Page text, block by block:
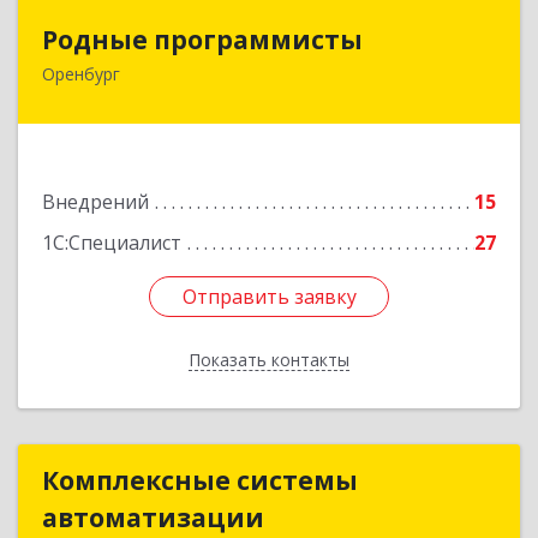
Родные программисты
Оренбург
Внедрений
15
1С:Специалист
27
Отправить заявку
Показать контакты
Отправить заявку
Назад
Комплексные системы
автоматизации
Комплексные системы